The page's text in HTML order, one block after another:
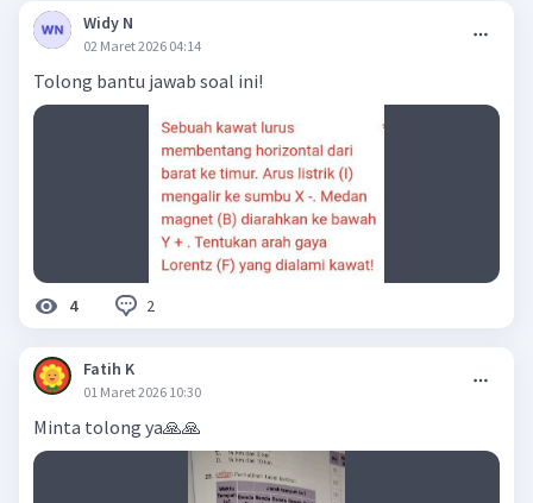
Widy N
02 Maret 2026 04:14
Tolong bantu jawab soal ini!
4 2
Fatih K
01 Maret 2026 10:30
Minta tolong ya🙏🙏